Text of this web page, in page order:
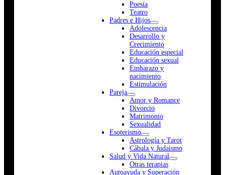
Poesía
Teatro
Padres e Hijos
Adolescencia
Desarrollo y
Crecimiento
Educación especial
Educación sexual
Embarazo y
nacimiento
Estimulación
Pareja
Amor y Romance
Divorcio
Matrimonio
Sexualidad
Esoterismo
Astrología y Tarot
Cábala y Judaismo
Salud y Vida Natural
Otras terapias
Autoayuda y Superación